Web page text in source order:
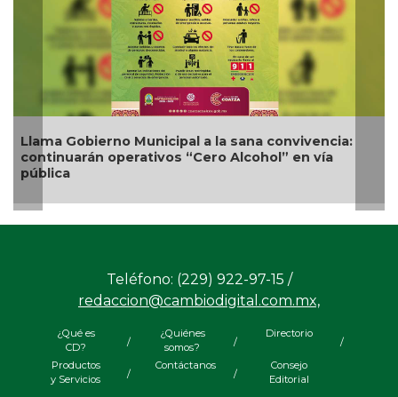
Nueva oferta educativa impulsará la
competitividad turística de Veracruz
Teléfono: (229) 922-97-15 /
redaccion@cambiodigital.com.mx,
¿Qué es
CD?
/
¿Quiénes
somos?
/
Directorio
/
Productos
y Servicios
/
Contáctanos
/
Consejo
Editorial